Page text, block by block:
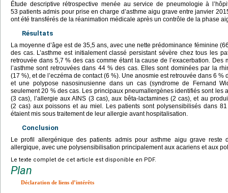
Étude descriptive rétrospective menée au service de pneumologie à
53 patients admis pour prise en charge d’asthme aigu grave entre janvier
ont été transférés de la réanimation médicale après un contrôle de la phase
Résultats
La moyenne d’âge est de 35,5 ans, avec une nette prédominance féminine
des cas. L’asthme est initialement classé persistant sévère chez tous les
retrouvée dans 5,7 % des cas comme étant la cause de l’exacerbation. Des
l’asthme sont retrouvées dans 44 % des cas. Elles sont dominées par la
(17 %), et de l’eczéma de contact (6 %). Une anosmie est retrouvée dans 6
et une polypose nasosinusienne dans un cas (syndrome de Fernand
seulement 20 % des cas. Les principaux pneumallergènes identifiés sont les
(3 cas), l’allergie aux AINS (3 cas), aux bêta-lactamines (2 cas), et au
(2 cas) aux poissons et au miel. Les patients sont polysensibilisés dans
étaient mis sous traitement de leur allergie avant hospitalisation.
Conclusion
Le profil allergénique des patients admis pour asthme aigu grave reste
allergique, avec une polysensibilisation principalement aux acariens et aux
Le texte complet de cet article est disponible en PDF.
Plan
Déclaration de liens d’intérêts